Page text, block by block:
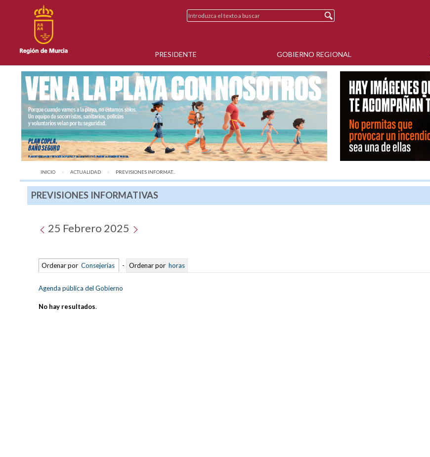
PRESIDENTE GOBIERNO REGIONAL
INICIO ACTUALIDAD AQUÍ:
PREVISIONES INFORMAT...
PREVISIONES INFORMATIVAS
25 Febrero 2025
Ordenar por Consejerías - Ordenar por horas
Agenda pública del Gobierno
No hay resultados.